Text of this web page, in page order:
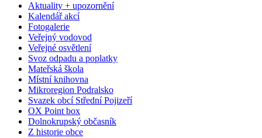
Aktuality + upozornění
Kalendář akcí
Fotogalerie
Veřejný vodovod
Veřejné osvětlení
Svoz odpadu a poplatky
Mateřská škola
Místní knihovna
Mikroregion Podralsko
Svazek obcí Střední Pojizeří
OX Point box
Dolnokrupský občasník
Z historie obce